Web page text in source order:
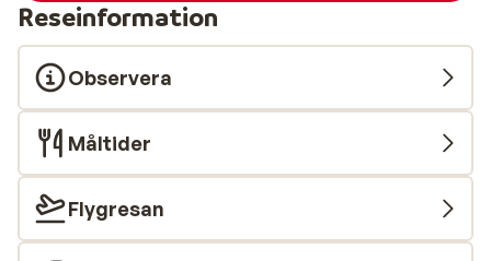
Reseinformation
Observera
Måltider
Flygresan